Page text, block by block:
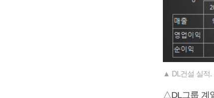
▲ DL건설 실적.
△DL그룹 계